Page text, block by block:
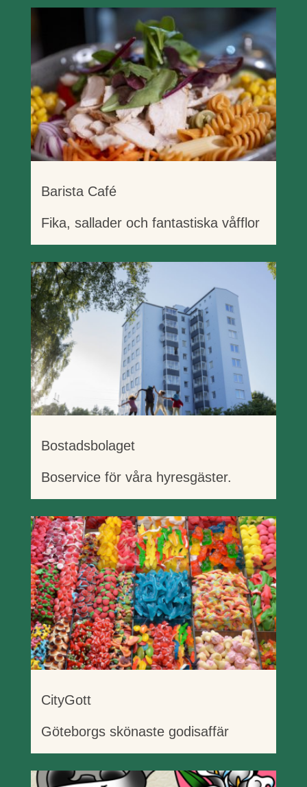
Barista Café
Fika, sallader och fantastiska våfflor
Bostadsbolaget
Boservice för våra hyresgäster.
CityGott
Göteborgs skönaste godisaffär